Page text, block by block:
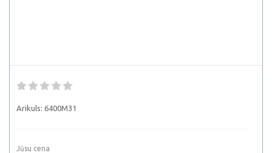
Arikuls: 6400M31
Jūsu cena